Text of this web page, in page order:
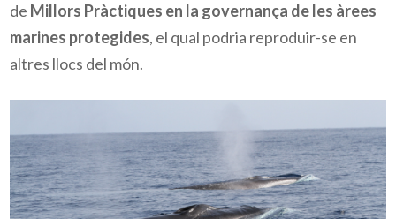
de Millors Pràctiques en la governança de les àrees
marines protegides, el qual podria reproduir-se en
altres llocs del món.